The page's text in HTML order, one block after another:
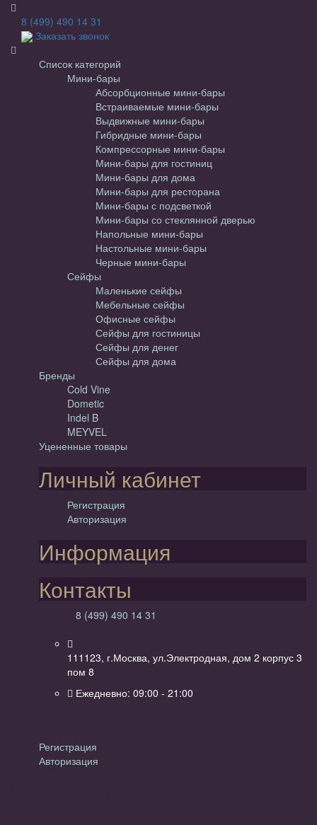
8 (499) 490 14 31
Заказать звонок
Список категорий
Мини-бары
Абсорбционные мини-бары
Встраиваемые мини-бары
Выдвижные мини-бары
Гибридные мини-бары
Компрессорные мини-бары
Мини-бары для гостиниц
Мини-бары для дома
Мини-бары для ресторана
Мини-бары с подсветкой
Мини-бары со стеклянной дверью
Напольные мини-бары
Настольные мини-бары
Черные мини-бары
Сейфы
Маленькие сейфы
Мебельные сейфы
Офисные сейфы
Сейфы для гостиницы
Сейфы для денег
Сейфы для дома
Бренды
Cold Vine
Dometic
Indel B
MEYVEL
Уцененные товары
Личный кабинет
Регистрация
Авторизация
Информация
Контакты
8 (499) 490 14 31
111123, г.Москва, ул.Электродная, дом 2 корпус 3
пом 8
Ежедневно: 09:00 - 21:00
Регистрация
Авторизация